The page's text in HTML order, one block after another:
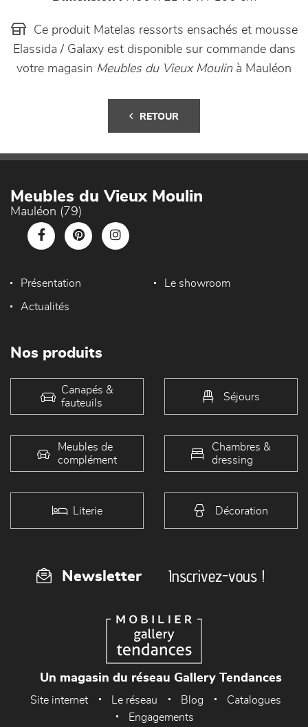
Ce produit Matelas ressorts ensachés et mousse
Elassida / Galaxy est disponible sur commande dans
votre magasin Meubles du Vieux Moulinà Mauléon
RETOUR
Meubles du Vieux Moulin
Mauléon (79)
Présentation Le showroom
Actualités
Nos produits
Canapés &
fauteuils
Séjours
Meubles de
complément
Chambres &
dressing
Literie Décoration
Newsletter Inscrivez-vous !
Un magasin du réseau Gallery Tendances
Site internet Le réseau Blog
Catalogues
Engagements